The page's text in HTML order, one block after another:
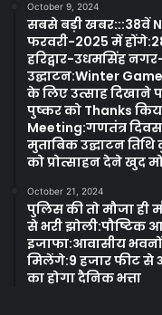
October 9, 2024
सबसे बड़ी खबर:::38वें
फरवरी-2025 में
हरिद्वार-उधमसिंह
उद्घाटन:Winter
के लिए उत्साह दिखाने
पुष्कर को Thanks
Meeting:गणतंत्र
मुताबिक उद्घाटन
को प्रोत्साहन देने खुद
October 21, 2024
पुलिस की तो मौजा ही
से भरी झोली:पौष्टिक
इजाफा:आवासीय भवनों
मिलेंगे:9 हजार फीट से
का होगा दैनिक भत्ता